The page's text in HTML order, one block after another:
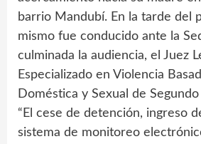
barrio Mandubí. En la tarde del
mismo fue conducido ante la
culminada la audiencia, el Juez
Especializado en Violencia
Doméstica y Sexual de
“El cese de detención, ingreso
sistema de monitoreo